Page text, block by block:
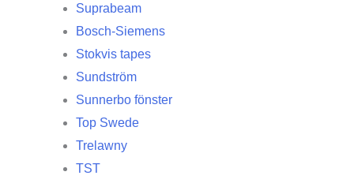
Suprabeam
Bosch-Siemens
Stokvis tapes
Sundström
Sunnerbo fönster
Top Swede
Trelawny
TST